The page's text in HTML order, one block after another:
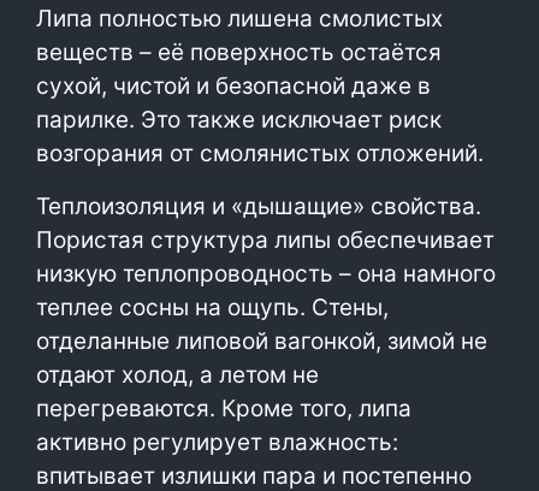
Липа полностью лишена смолистых
веществ – её поверхность остаётся
сухой, чистой и безопасной даже в
парилке. Это также исключает риск
возгорания от смолянистых отложений.
Теплоизоляция и «дышащие» свойства.
Пористая структура липы обеспечивает
низкую теплопроводность – она намного
теплее сосны на ощупь. Стены,
отделанные липовой вагонкой, зимой не
отдают холод, а летом не
перегреваются. Кроме того, липа
активно регулирует влажность:
впитывает излишки пара и постепенно